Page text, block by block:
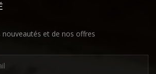
nouveautés et de nos offres